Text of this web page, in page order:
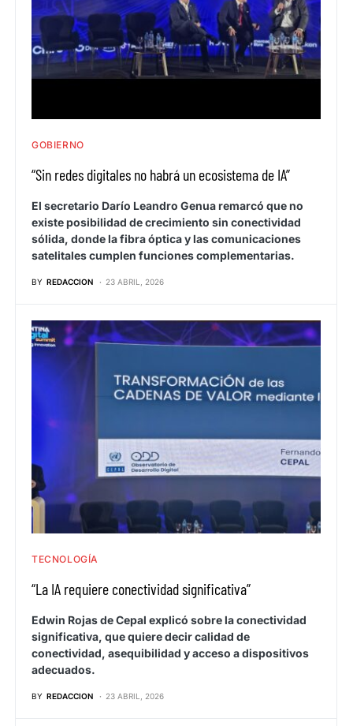
GOBIERNO
“Sin redes digitales no habrá un ecosistema de IA”
El secretario Darío Leandro Genua remarcó que no
existe posibilidad de crecimiento sin conectividad
sólida, donde la fibra óptica y las comunicaciones
satelitales cumplen funciones complementarias.
BY REDACCION 23 ABRIL, 2026
TECNOLOGÍA
“La IA requiere conectividad significativa”
Edwin Rojas de Cepal explicó sobre la conectividad
significativa, que quiere decir calidad de
conectividad, asequibilidad y acceso a dispositivos
adecuados.
BY REDACCION 23 ABRIL, 2026